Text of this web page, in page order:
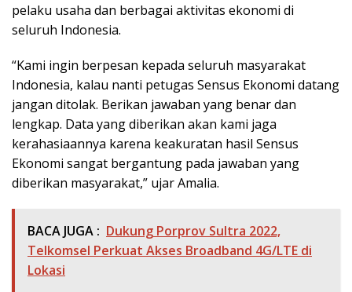
pelaku usaha dan berbagai aktivitas ekonomi di
seluruh Indonesia.
“Kami ingin berpesan kepada seluruh masyarakat
Indonesia, kalau nanti petugas Sensus Ekonomi datang
jangan ditolak. Berikan jawaban yang benar dan
lengkap. Data yang diberikan akan kami jaga
kerahasiaannya karena keakuratan hasil Sensus
Ekonomi sangat bergantung pada jawaban yang
diberikan masyarakat,” ujar Amalia.
BACA JUGA : Dukung Porprov Sultra 2022,
Telkomsel Perkuat Akses Broadband 4G/LTE di
Lokasi